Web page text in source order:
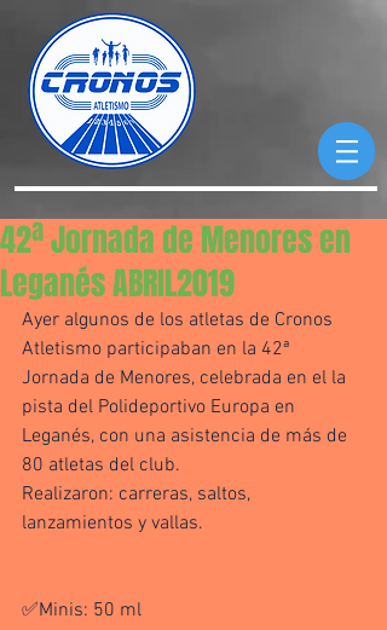
42ª Jornada de Menores en
Leganés ABRIL2019
Ayer algunos de los atletas de Cronos
Atletismo participaban en la 42ª
Jornada de Menores, celebrada en el la
pista del Polideportivo Europa en
Leganés, con una asistencia de más de
80 atletas del club.
Realizaron: carreras, saltos,
lanzamientos y vallas.
✅Minis: 50 ml